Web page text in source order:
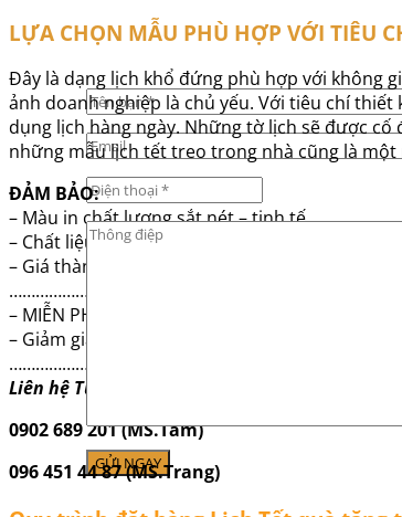
LỰA CHỌN MẪU PHÙ HỢP VỚI TIÊU
Đây là dạng lịch khổ đứng phù hợp với không
ảnh doanh nghiệp là chủ yếu. Với tiêu chí
dụng lịch hàng ngày. Những tờ lịch sẽ được
những mẫu lịch tết treo trong nhà cũng là
ĐẢM BẢO:
– Màu in chất lượng sắt nét – tinh tế
– Chất liệu cao cấp, hình ảnh sống động
– Giá thành CỰC RẺ là giá xưởng in ấn không
………………………………………..
– MIỄN PHÍ Thiết kế: Thay hình, Chữ – tên công
– Giảm giá, chiết khấu ƯU ĐÃI khi mua số
………………………………………..
Liên hệ Tư vấn – báo giá in:
0902 689 201 (MS.Tâm)
096 451 44 87 (MS.Trang)